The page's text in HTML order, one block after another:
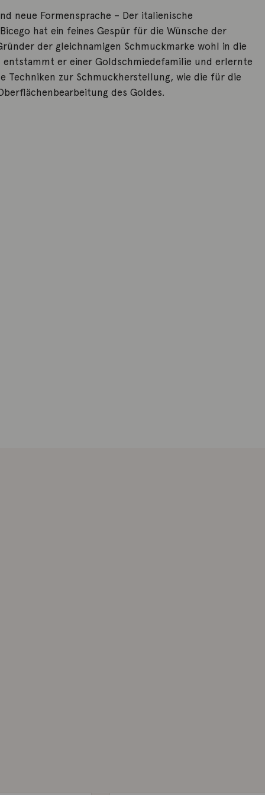
neue Formensprache – Der italienische
hat ein feines Gespür für die Wünsche der
der gleichnamigen Schmuckmarke wohl in die
entstammt er einer Goldschmiedefamilie und erlernte
Techniken zur Schmuckherstellung, wie die für die
des Goldes.